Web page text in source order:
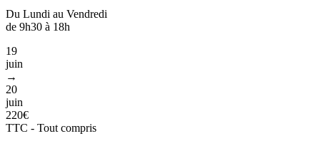
Du Lundi au Vendredi
de 9h30 à 18h
19
juin
→
20
juin
220€
TTC - Tout compris